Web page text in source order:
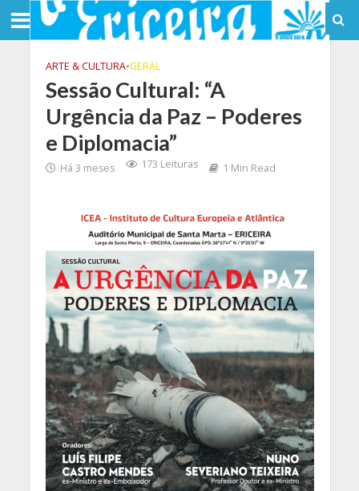
ARTE & CULTURA•GERAL
Sessão Cultural: “A
Urgência da Paz – Poderes
e Diplomacia”
Há 3 meses 173 Leituras 1 Min Read